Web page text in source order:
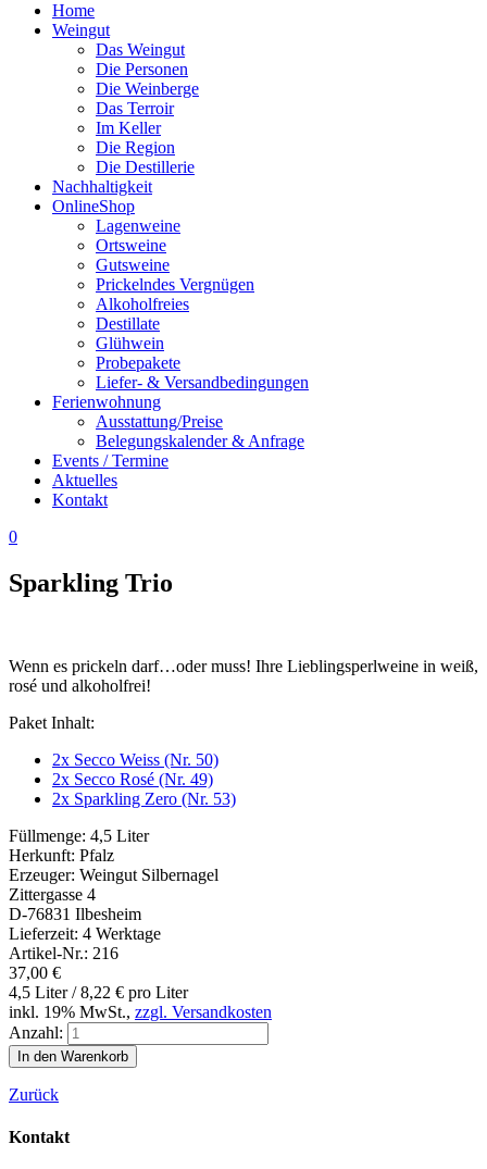
Home
Weingut
Das Weingut
Die Personen
Die Weinberge
Das Terroir
Im Keller
Die Region
Die Destillerie
Nachhaltigkeit
OnlineShop
Lagenweine
Ortsweine
Gutsweine
Prickelndes Vergnügen
Alkoholfreies
Destillate
Glühwein
Probepakete
Liefer- & Versandbedingungen
Ferienwohnung
Ausstattung/Preise
Belegungskalender & Anfrage
Events / Termine
Aktuelles
Kontakt
0
Sparkling Trio
Wenn es prickeln darf…oder muss! Ihre Lieblingsperlweine in weiß,
rosé und alkoholfrei!
Paket Inhalt:
2x Secco Weiss (Nr. 50)
2x Secco Rosé (Nr. 49)
2x Sparkling Zero (Nr. 53)
Füllmenge: 4,5 Liter
Herkunft: Pfalz
Erzeuger: Weingut Silbernagel
Zittergasse 4
D-76831 Ilbesheim
Lieferzeit: 4 Werktage
Artikel-Nr.: 216
37,00 €
4,5 Liter /8,22 € pro Liter
inkl. 19% MwSt., zzgl. Versandkosten
Anzahl:
Zurück
Kontakt